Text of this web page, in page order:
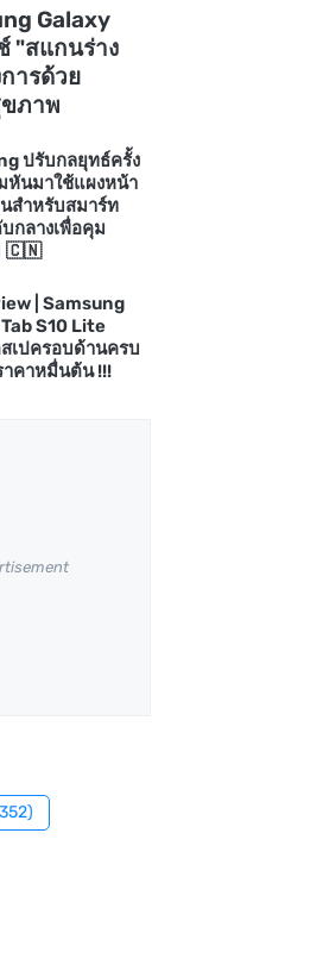
Galaxy
"สแกนร่าง
ารด้วย
ขภาพ
ปรับกลยุทธ์ครั้ง
หันมาใช้แผงหน้า
สำหรับสมาร์ท
กลางเพื่อคุม
| Samsung
S10 Lite
เปครอบด้านครบ
าคาหมื่นต้น !!!